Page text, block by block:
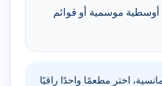
موسمية أو قوائم
اختر مطعمًا واحدًا راقيًا